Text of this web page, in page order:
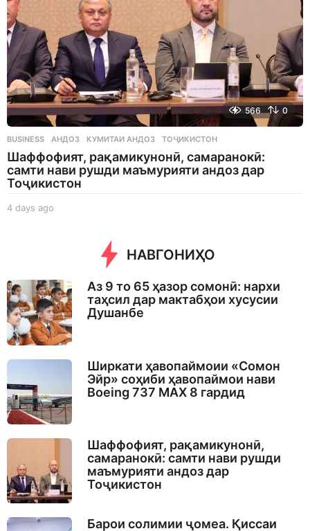
566 0
BUSINESS АНДОЗ ,КУМИТАИ АНДОЗ ,ТОҶИКИСТОН
Шаффофият, рақамикунонӣ, самаранокӣ:
самти нави рушди маъмурияти андоз дар
Тоҷикистон
4 days ago
g
o
НАВГОНИҲО
Аз 9 то 65 ҳазор сомонӣ: нархи
таҳсил дар мактабҳои хусусии
Душанбе
Ширкати ҳавопаймоии «Сомон
Эйр» соҳиби ҳавопаймои нави
Boeing 737 MAX 8 гардид
Шаффофият, рақамикунонӣ,
самаранокӣ: самти нави рушди
маъмурияти андоз дар
Тоҷикистон
Барои солимии ҷомеа. Қиссаи